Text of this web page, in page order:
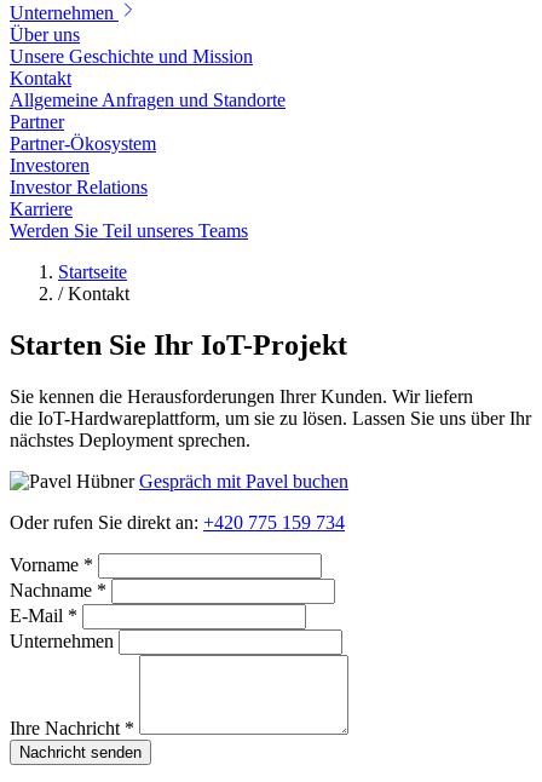
Unternehmen
Über uns
Unsere Geschichte und Mission
Kontakt
Allgemeine Anfragen und Standorte
Partner
Partner-Ökosystem
Investoren
Investor Relations
Karriere
Werden Sie Teil unseres Teams
Startseite
/ Kontakt
Starten Sie Ihr IoT-Projekt
Sie kennen die Herausforderungen Ihrer Kunden. Wir liefern
die IoT-Hardwareplattform, um sie zu lösen. Lassen Sie uns über Ihr
nächstes Deployment sprechen.
Gespräch mit Pavel buchen
Oder rufen Sie direkt an: +420 775 159 734
Vorname *
Nachname *
E‑Mail *
Unternehmen
Ihre Nachricht *
Nachricht senden